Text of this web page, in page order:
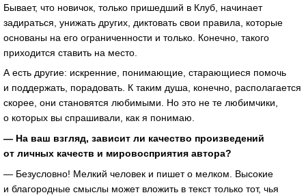
Бывает, что новичок, только пришедший в Клуб, начинает
задираться, унижать других, диктовать свои правила, которые
основаны на его ограниченности и только. Конечно, такого
приходится ставить на место.
А есть другие: искренние, понимающие, старающиеся помочь
и поддержать, порадовать. К таким душа, конечно, располагается
скорее, они становятся любимыми. Но это не те любимчики,
о которых вы спрашивали, как я понимаю.
— На ваш взгляд, зависит ли качество произведений
от личных качеств и мировосприятия автора?
— Безусловно! Мелкий человек и пишет о мелком. Высокие
и благородные смыслы может вложить в текст только тот, чья